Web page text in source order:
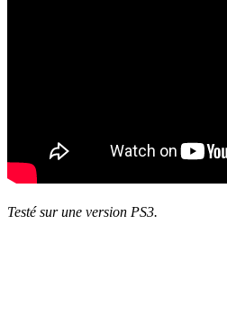
Testé sur une version PS3.